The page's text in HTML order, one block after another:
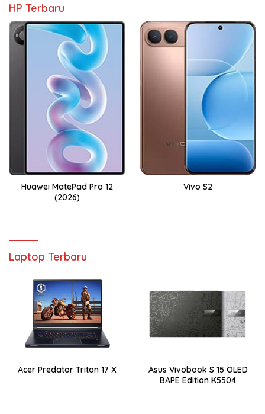
HP Terbaru
Huawei MatePad Pro 12
(2026)
Vivo S2
Laptop Terbaru
Acer Predator Triton 17 X
Asus Vivobook S 15 OLED
BAPE Edition K5504